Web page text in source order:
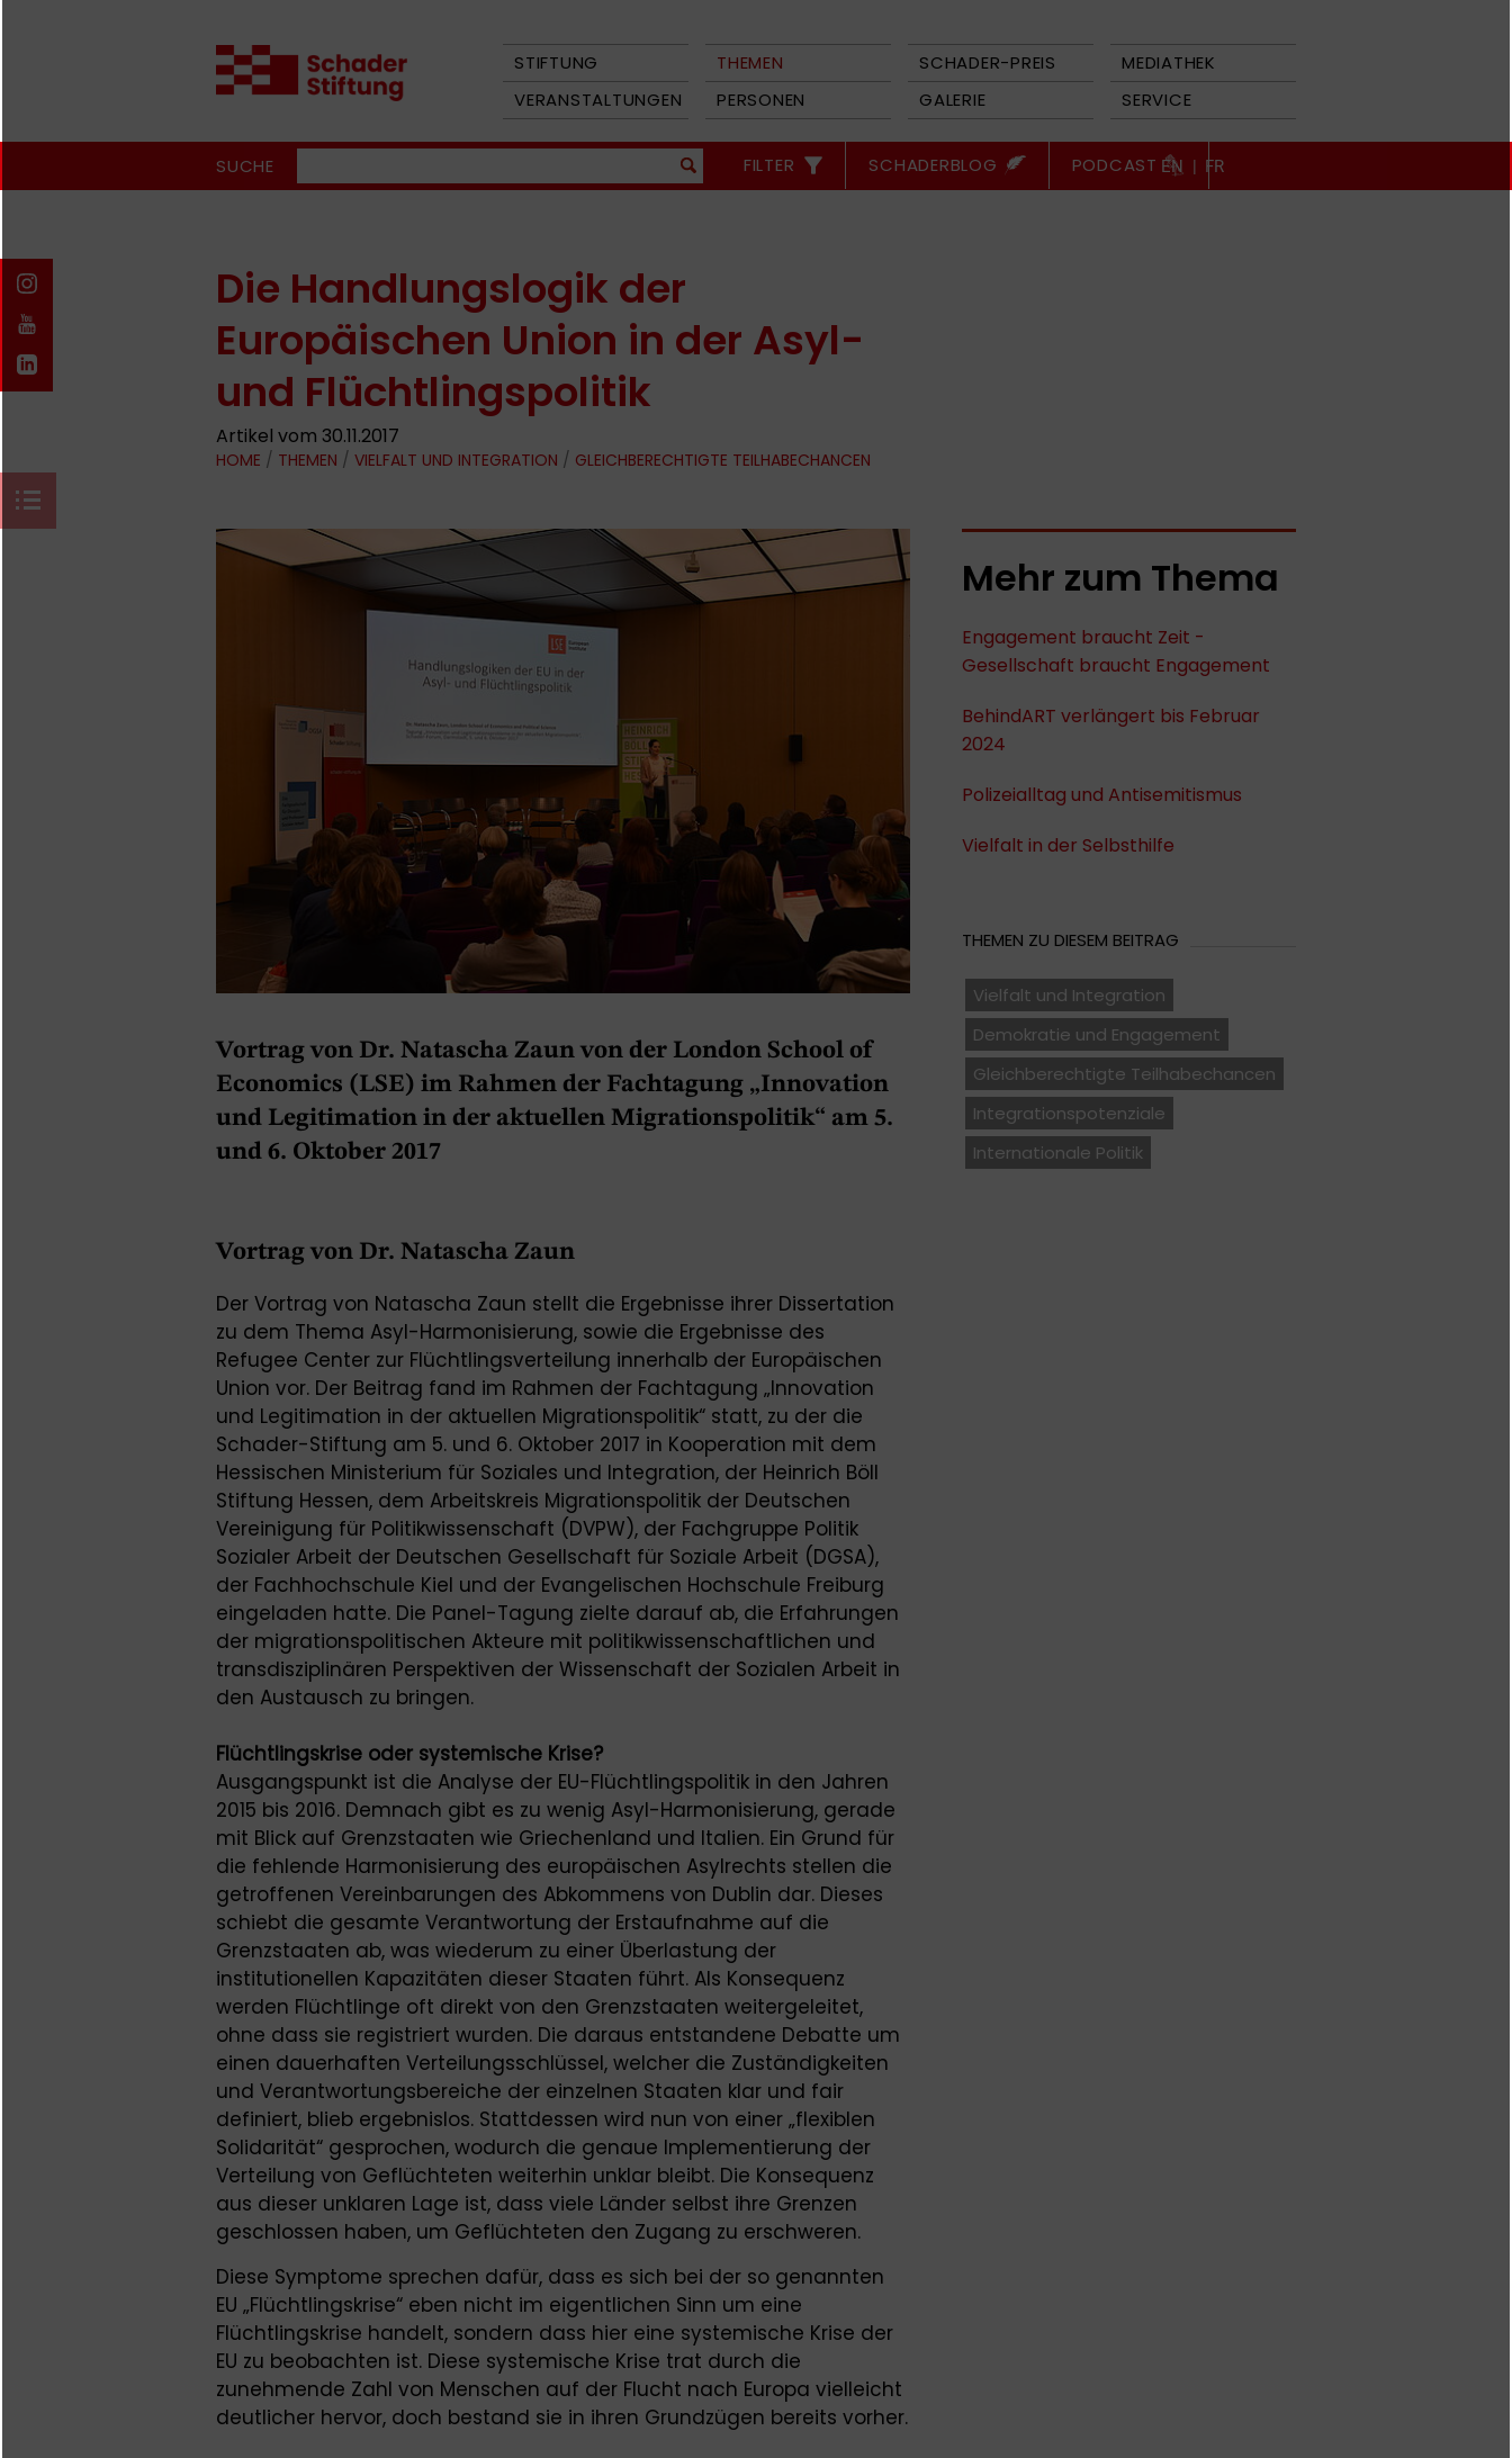
STIFTUNG THEMEN SCHADER-PREIS
MEDIATHEK
VERANSTALTUNGEN
PERSONEN GALERIE SERVICE
SUCHE FILTER SCHADERBLOG PODCAST EN | FR
Die Handlungslogik der
Europäischen Union in der Asyl-
und Flüchtlingspolitik
Artikel vom 30.11.2017
HOME / THEMEN / VIELFALT UND INTEGRATION / GLEICHBERECHTIGTE TEILHABECHANCEN
Vortrag von Dr. Natascha Zaun von der London School of
Economics (LSE) im Rahmen der Fachtagung „Innovation
und Legitimation in der aktuellen Migrationspolitik“ am 5.
und 6. Oktober 2017
Vortrag von Dr. Natascha Zaun
Der Vortrag von Natascha Zaun stellt die Ergebnisse ihrer Dissertation
zu dem Thema Asyl-Harmonisierung, sowie die Ergebnisse des
Refugee Center zur Flüchtlingsverteilung innerhalb der Europäischen
Union vor. Der Beitrag fand im Rahmen der Fachtagung „Innovation
und Legitimation in der aktuellen Migrationspolitik“ statt, zu der die
Schader-Stiftung am 5. und 6. Oktober 2017 in Kooperation mit dem
Hessischen Ministerium für Soziales und Integration, der Heinrich Böll
Stiftung Hessen, dem Arbeitskreis Migrationspolitik der Deutschen
Vereinigung für Politikwissenschaft (DVPW), der Fachgruppe Politik
Sozialer Arbeit der Deutschen Gesellschaft für Soziale Arbeit (DGSA),
der Fachhochschule Kiel und der Evangelischen Hochschule Freiburg
eingeladen hatte. Die Panel-Tagung zielte darauf ab, die Erfahrungen
der migrationspolitischen Akteure mit politikwissenschaftlichen und
transdisziplinären Perspektiven der Wissenschaft der Sozialen Arbeit in
den Austausch zu bringen.
Flüchtlingskrise oder systemische Krise?
Ausgangspunkt ist die Analyse der EU-Flüchtlingspolitik in den Jahren
2015 bis 2016. Demnach gibt es zu wenig Asyl-Harmonisierung, gerade
mit Blick auf Grenzstaaten wie Griechenland und Italien. Ein Grund für
die fehlende Harmonisierung des europäischen Asylrechts stellen die
getroffenen Vereinbarungen des Abkommens von Dublin dar. Dieses
schiebt die gesamte Verantwortung der Erstaufnahme auf die
Grenzstaaten ab, was wiederum zu einer Überlastung der
institutionellen Kapazitäten dieser Staaten führt. Als Konsequenz
werden Flüchtlinge oft direkt von den Grenzstaaten weitergeleitet,
ohne dass sie registriert wurden. Die daraus entstandene Debatte um
einen dauerhaften Verteilungsschlüssel, welcher die Zuständigkeiten
und Verantwortungsbereiche der einzelnen Staaten klar und fair
definiert, blieb ergebnislos. Stattdessen wird nun von einer „flexiblen
Solidarität“ gesprochen, wodurch die genaue Implementierung der
Verteilung von Geflüchteten weiterhin unklar bleibt. Die Konsequenz
aus dieser unklaren Lage ist, dass viele Länder selbst ihre Grenzen
geschlossen haben, um Geflüchteten den Zugang zu erschweren.
Diese Symptome sprechen dafür, dass es sich bei der so genannten
EU „Flüchtlingskrise“ eben nicht im eigentlichen Sinn um eine
Flüchtlingskrise handelt, sondern dass hier eine systemische Krise der
EU zu beobachten ist. Diese systemische Krise trat durch die
zunehmende Zahl von Menschen auf der Flucht nach Europa vielleicht
deutlicher hervor, doch bestand sie in ihren Grundzügen bereits vorher.
Mehr zum Thema
Engagement braucht Zeit -
Gesellschaft braucht Engagement
BehindART verlängert bis Februar
2024
Polizeialltag und Antisemitismus
Vielfalt in der Selbsthilfe
THEMEN ZU DIESEM BEITRAG
Vielfalt und Integration
Demokratie und Engagement
Gleichberechtigte Teilhabechancen
Integrationspotenziale
Internationale Politik